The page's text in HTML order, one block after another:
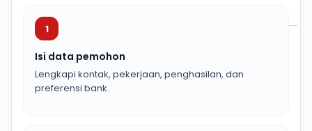
1
Isi data pemohon
Lengkapi kontak, pekerjaan, penghasilan, dan
preferensi bank.